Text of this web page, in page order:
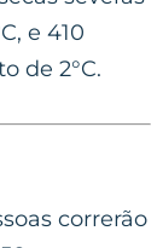
e 410
de 2°C.
correrão